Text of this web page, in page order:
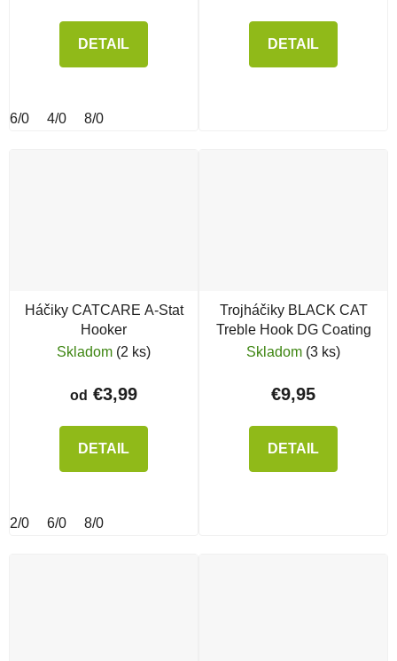
DETAIL
6/0 4/0 8/0
DETAIL
Háčiky CATCARE A-Stat
Hooker
Skladom (2 ks)
od €3,99
DETAIL
2/0 6/0 8/0
Trojháčiky BLACK CAT
Treble Hook DG Coating
Skladom (3 ks)
€9,95
DETAIL